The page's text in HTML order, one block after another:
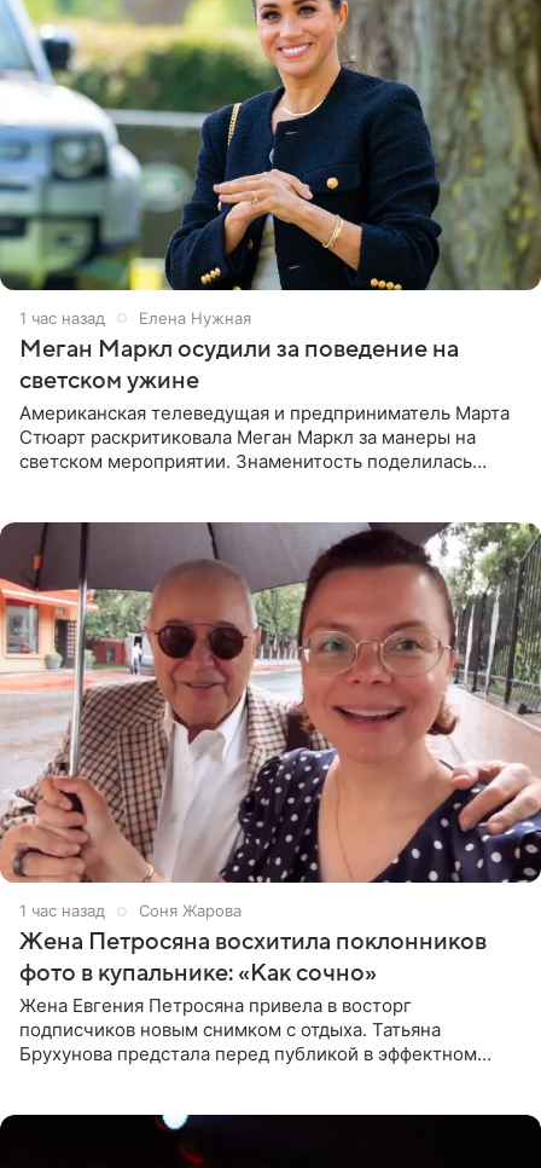
1 час назад Елена Нужная
Меган Маркл осудили за поведение на
светском ужине
Американская телеведущая и предприниматель Марта
Стюарт раскритиковала Меган Маркл за манеры на
светском мероприятии. Знаменитость поделилась
1 час назад Соня Жарова
Жена Петросяна восхитила поклонников
фото в купальнике: «Как сочно»
Жена Евгения Петросяна привела в восторг
подписчиков новым снимком с отдыха. Татьяна
Брухунова предстала перед публикой в эффектном